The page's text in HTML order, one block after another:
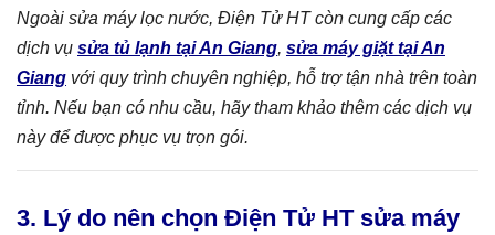
Ngoài sửa máy lọc nước, Điện Tử HT còn cung cấp các
dịch vụ sửa tủ lạnh tại An Giang, sửa máy giặt tại An
Giang với quy trình chuyên nghiệp, hỗ trợ tận nhà trên toàn
tỉnh. Nếu bạn có nhu cầu, hãy tham khảo thêm các dịch vụ
này để được phục vụ trọn gói.
3. Lý do nên chọn Điện Tử HT sửa máy